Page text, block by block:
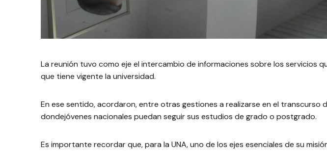
La reunión tuvo como eje el intercambio de informaciones sobre los servicios
que tiene vigente la universidad.
En ese sentido, acordaron, entre otras gestiones a realizarse en el transcurso
dondejóvenes nacionales puedan seguir sus estudios de grado o postgrado.
Es importante recordar que, para la UNA, uno de los ejes esenciales de su